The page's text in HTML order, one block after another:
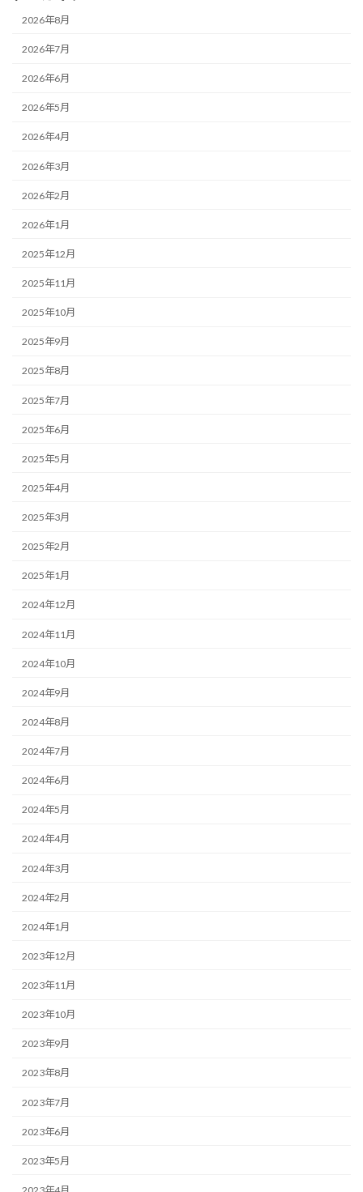
2026年8月
2026年7月
2026年6月
2026年5月
2026年4月
2026年3月
2026年2月
2026年1月
2025年12月
2025年11月
2025年10月
2025年9月
2025年8月
2025年7月
2025年6月
2025年5月
2025年4月
2025年3月
2025年2月
2025年1月
2024年12月
2024年11月
2024年10月
2024年9月
2024年8月
2024年7月
2024年6月
2024年5月
2024年4月
2024年3月
2024年2月
2024年1月
2023年12月
2023年11月
2023年10月
2023年9月
2023年8月
2023年7月
2023年6月
2023年5月